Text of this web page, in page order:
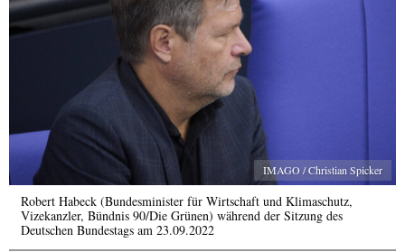
IMAGO / Christian Spicker
Robert Habeck (Bundesminister für Wirtschaft und Klimaschutz,
Vizekanzler, Bündnis 90/Die Grünen) während der Sitzung des
Deutschen Bundestags am 23.09.2022